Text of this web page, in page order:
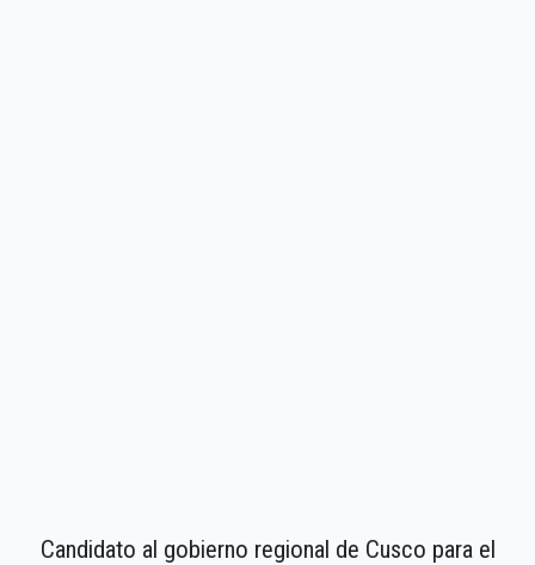
Candidato al gobierno regional de Cusco para el